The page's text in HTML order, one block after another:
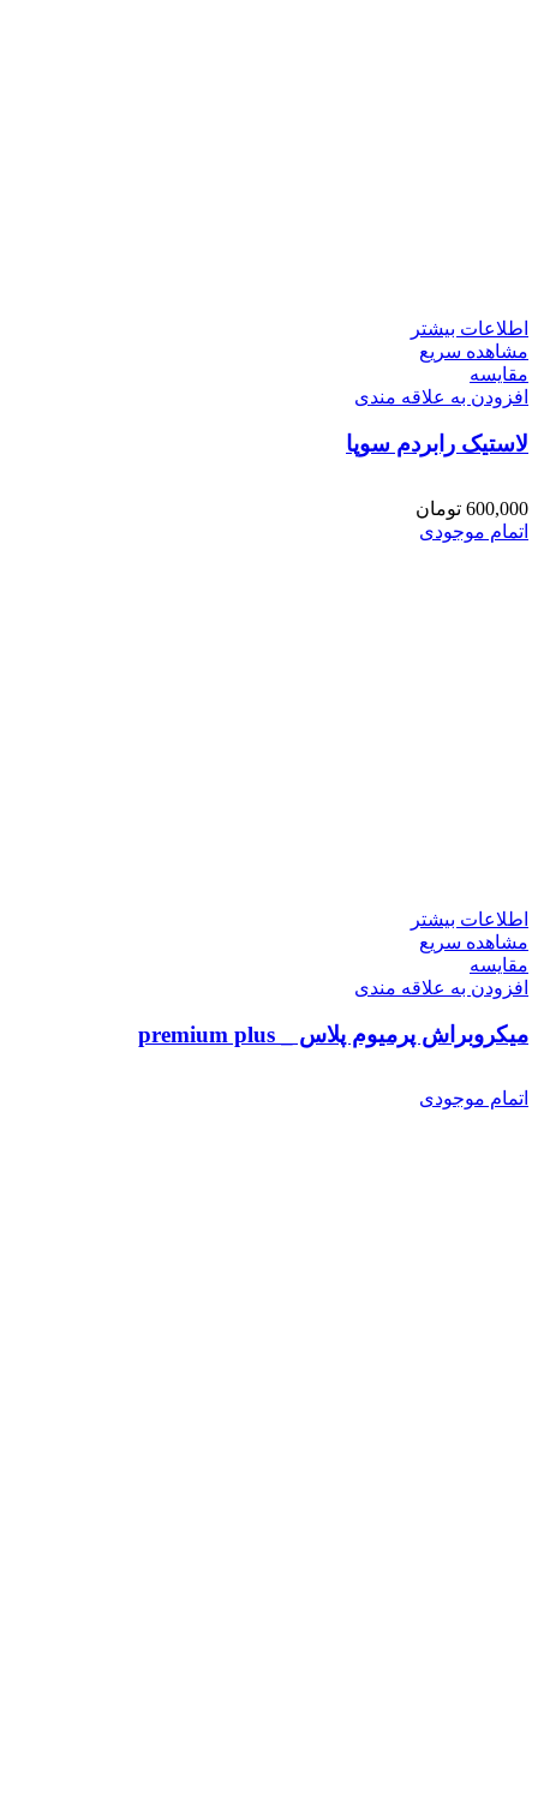
اطلاعات بیشتر
مشاهده سریع
مقایسه
افزودن به علاقه مندی
لاستیک رابردم سوپا
600,000 تومان
اتمام موجودی
اطلاعات بیشتر
مشاهده سریع
مقایسه
افزودن به علاقه مندی
میکروبراش پرمیوم پلاس _ premium plus
اتمام موجودی